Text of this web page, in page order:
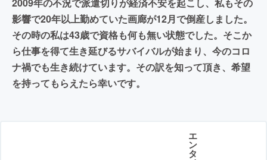
2009年の不況で派遣切りが経済不安を起こし、私もその
影響で20年以上勤めていた画廊が12月で倒産しました。
その時の私は43歳で資格も何も無い状態でした。そこか
ら仕事を得て生き延びるサバイバルが始まり、今のコロ
ナ禍でも生き続けています。その訳を知って頂き、希望
を持ってもらえたら幸いです。
エ
ン
タ